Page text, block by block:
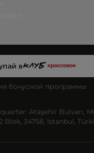
в
бонусной программы
Ataşehir Bulvarı,
Blok, 34758, İstanbul,